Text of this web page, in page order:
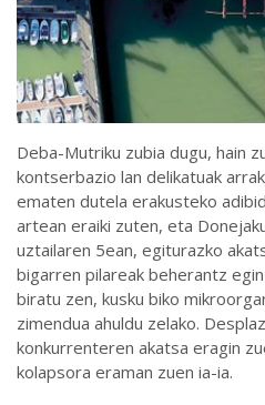
Deba-Mutriku zubia dugu, hain
kontserbazio lan delikatuak
ematen dutela erakusteko
artean eraiki zuten, eta
uztailaren 5ean, egiturazko
bigarren pilareak beherantz
biratu zen, kusku biko
zimendua ahuldu zelako.
konkurrenteren akatsa eragin
kolapsora eraman zuen ia-ia.